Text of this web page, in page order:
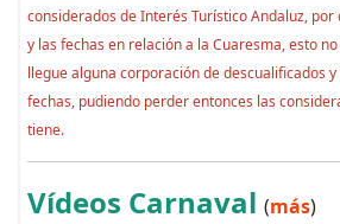
considerados de Interés Turístico Andaluz,
y las fechas en relación a la Cuaresma, esto
llegue alguna corporación de descualificados
fechas, pudiendo perder entonces las
tiene.
Vídeos Carnaval (más)